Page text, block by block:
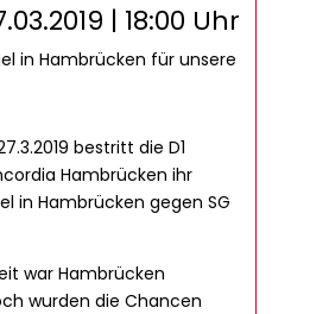
| 18:00 Uhr
in Hambrücken für unsere
bestritt die D1
Hambrücken ihr
in Hambrücken gegen SG
war Hambrücken
wurden die Chancen